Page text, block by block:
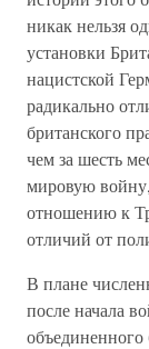
никак нельзя
установки
нацистской
радикально
британского
чем за шесть
мировую
отношению к
отличий от
В плане
после начала
объединенного